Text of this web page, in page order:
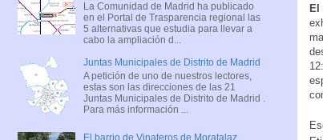
El
La Comunidad de Madrid ha publicado
en el Portal de Trasparencia regional las
5 alternativas que estudia para llevar a
cabo la ampliación d...
Juntas Municipales de Distrito de Madrid
A petición de uno de nuestros lectores,
estas son las direcciones de las 21
Juntas Municipales de Distrito de Madrid .
Para más información ...
El barrio de Vinateros de Moratalaz